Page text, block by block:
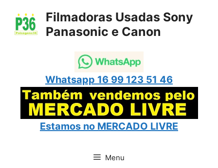
para
Filmadoras Usadas Sony
Panasonic e Canon
Whatsapp 16 99 123 51 46
Estamos no MERCADO LIVRE
Menu